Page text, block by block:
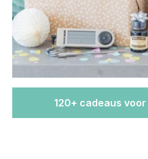
120+ cadeaus